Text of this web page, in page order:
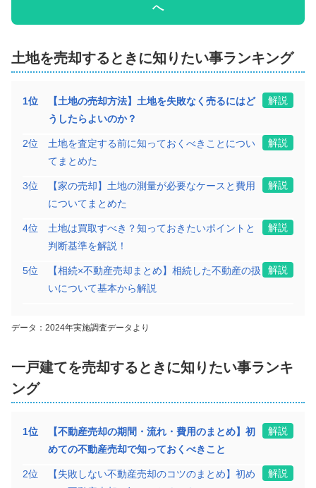
へ
土地を売却するときに知りたい事ランキング
1位
【土地の売却方法】土地を失敗なく売るにはど
うしたらよいのか？
解説
2位
土地を査定する前に知っておくべきことについ
てまとめた
解説
3位
【家の売却】土地の測量が必要なケースと費用
についてまとめた
解説
4位
土地は買取すべき？知っておきたいポイントと
判断基準を解説！
解説
5位
【相続×不動産売却まとめ】相続した不動産の扱
いについて基本から解説
解説
データ：2024年実施調査データより
一戸建てを売却するときに知りたい事ランキ
ング
1位
【不動産売却の期間・流れ・費用のまとめ】初
めての不動産売却で知っておくべきこと
解説
2位
【失敗しない不動産売却のコツのまとめ】初め
解説